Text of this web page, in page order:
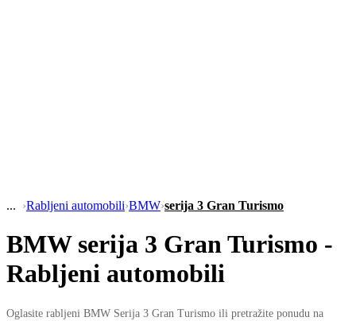
›Rabljeni automobili›BMW›serija 3 Gran Turismo
BMW serija 3 Gran Turismo -
Rabljeni automobili
Oglasite rabljeni BMW Serija 3 Gran Turismo ili pretražite ponudu na